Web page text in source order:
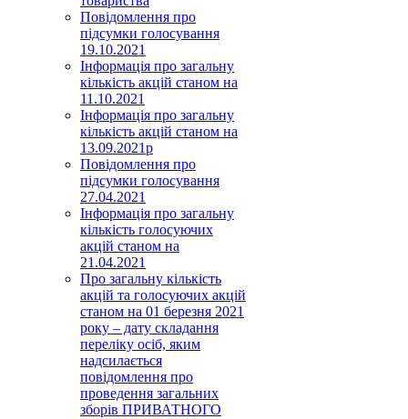
Повідомлення про
підсумки голосування
19.10.2021
Інформація про загальну
кількість акцій станом на
11.10.2021
Інформація про загальну
кількість акцій станом на
13.09.2021р
Повідомлення про
підсумки голосування
27.04.2021
Інформація про загальну
кількість голосуючих
акцій станом на
21.04.2021
Про загальну кількість
акцій та голосуючих акцій
станом на 01 березня 2021
року – дату складання
переліку осіб, яким
надсилається
повідомлення про
проведення загальних
зборів ПРИВАТНОГО